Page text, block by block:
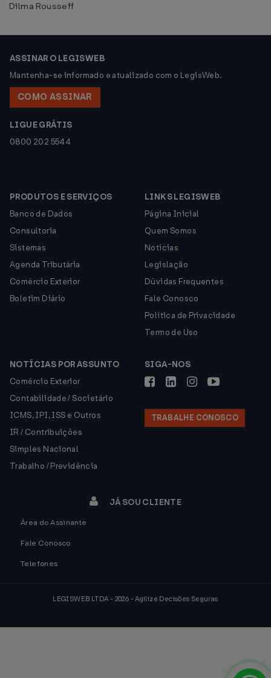
Dilma Rousseff
ASSINAR O LEGISWEB
Mantenha-se informado e atualizado com o LegisWeb.
COMO ASSINAR
LIGUE GRÁTIS
0800 202 5544
PRODUTOS E SERVIÇOS
Banco de Dados
Consultoria
Sistemas
Agenda Tributária
Comércio Exterior
Boletim Diário
LINKS LEGISWEB
Página Inicial
Quem Somos
Notícias
Legislação
Dúvidas Frequentes
Fale Conosco
Política de Privacidade
Termo de Uso
NOTÍCIAS POR ASSUNTO
Comércio Exterior
Contabilidade / Societário
ICMS, IPI, ISS e Outros
IR / Contribuições
Simples Nacional
Trabalho / Previdência
SIGA-NOS
TRABALHE CONOSCO
JÁ SOU CLIENTE
Área do Assinante
Fale Conosco
Telefones
LEGISWEB LTDA - 2026 - Agilize Decisões Seguras